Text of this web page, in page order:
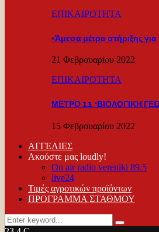
ΕΠΙΚΑΙΡΟΤΗΤΑ
«Άμεσα μέτρα στήριξης
21 Φεβρουαρίου 2022
ΕΠΙΚΑΙΡΟΤΗΤΑ
ΜΕΤΡΟ 11 ‘ΒΙΟΛΟΓΙΚΗ
15 Φεβρουαρίου 2022
ΑΓΓΕΛΙΕΣ
Ακούστε μας loudly!
On air radio vereniki 89.5
live24
Τιμές αγροτικών προϊόντων
ΠΡΟΓΡΑΜΜΑ ΣΤΑΘΜΟΥ
Search
for:
Search